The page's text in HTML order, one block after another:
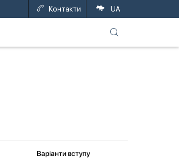
UA
Контакти
Варіанти вступу